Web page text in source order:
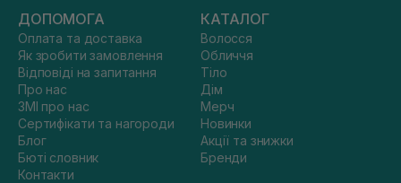
ДОПОМОГА
Оплата та доставка
Як зробити замовлення
Відповіді на запитання
Про нас
ЗМІ про нас
Сертифікати та нагороди
Блог
Бюті словник
Контакти
КАТАЛОГ
Волосся
Обличчя
Тіло
Дім
Мерч
Новинки
Акції та знижки
Бренди